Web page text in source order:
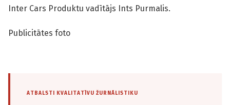
Inter Cars Produktu vadītājs Ints Purmalis.
Publicitātes foto
ATBALSTI KVALITATĪVU ŽURNĀLISTIKU